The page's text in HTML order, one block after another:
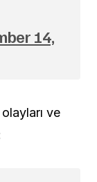
14,
ve